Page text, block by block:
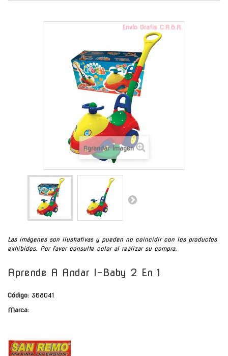
Envío Gratis C.A.B.A.
Agrandar Imagen
Las imágenes son ilustrativas y pueden no coincidir con los productos
exhibidos. Por favor consulte color al realizar su compra.
Aprende A Andar I-Baby 2 En 1
Código: 368041
Marca: